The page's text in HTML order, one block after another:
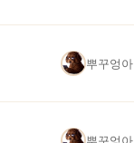
뿌꾸엉아